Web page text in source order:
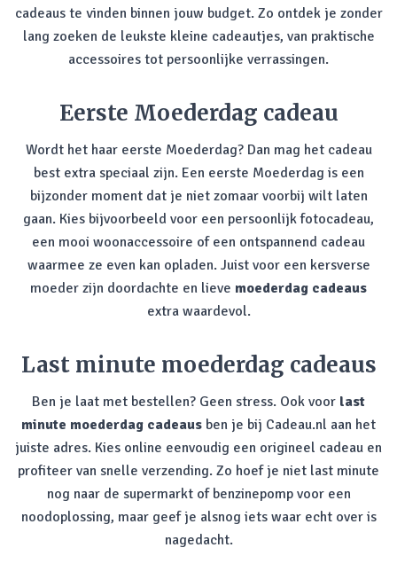
cadeaus te vinden binnen jouw budget. Zo ontdek je zonder
lang zoeken de leukste kleine cadeautjes, van praktische
accessoires tot persoonlijke verrassingen.
Eerste Moederdag cadeau
Wordt het haar eerste Moederdag? Dan mag het cadeau
best extra speciaal zijn. Een eerste Moederdag is een
bijzonder moment dat je niet zomaar voorbij wilt laten
gaan. Kies bijvoorbeeld voor een persoonlijk fotocadeau,
een mooi woonaccessoire of een ontspannend cadeau
waarmee ze even kan opladen. Juist voor een kersverse
moeder zijn doordachte en lieve moederdag cadeaus
extra waardevol.
Last minute moederdag cadeaus
Ben je laat met bestellen? Geen stress. Ook voor last
minute moederdag cadeaus ben je bij Cadeau.nl aan het
juiste adres. Kies online eenvoudig een origineel cadeau en
profiteer van snelle verzending. Zo hoef je niet last minute
nog naar de supermarkt of benzinepomp voor een
noodoplossing, maar geef je alsnog iets waar echt over is
nagedacht.